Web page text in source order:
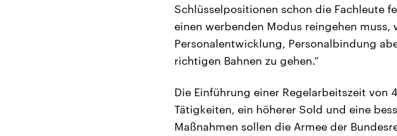
Schlüsselpositionen schon die Fachleute
einen werbenden Modus reingehen
Personalentwicklung, Personalbindung
richtigen Bahnen zu gehen.“
Die Einführung einer Regelarbeitszeit von
Tätigkeiten, ein höherer Sold und eine
Maßnahmen sollen die Armee der